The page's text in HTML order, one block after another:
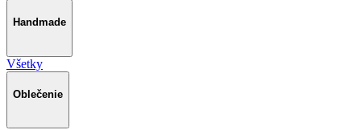
Handmade
Všetky
Oblečenie